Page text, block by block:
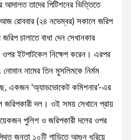
তাদের পিটিশনের ভিত্তিতে
আজ রোববার (২৪ নভেম্বর) সকালে জরিপ
চালাতে বাধা দেন সেখানকার
ওপর ইটপাটকেল নিক্ষেপ করেন। এরপর
নামের তিন মুসলিমকে নির্মম
একজন ‘অ্যাডভোকেট কমিশনার’-এর
জরিপকারী দল। ওই সময় সেখানে প্রায়
পুলিশ ও জরিপকারী দলের ওপর
জনতা ১০টি গাড়িতে আগুন ধরিয়ে